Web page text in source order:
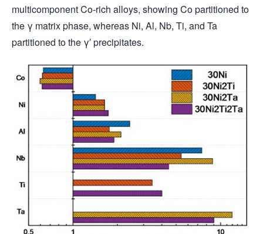
multicomponent Co-rich alloys, showing Co partitioned to
the γ matrix phase, whereas Ni, Al, Nb, Ti, and Ta
partitioned to the γ′ precipitates.